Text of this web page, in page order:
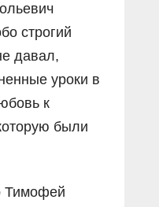
строгий
давал,
уроки в
к
были
Тимофей